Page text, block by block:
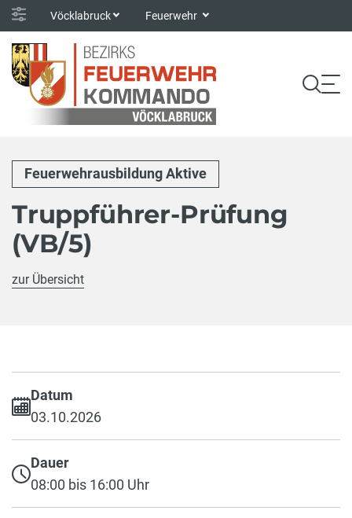
Vöcklabruck Feuerwehr
Feuerwehrausbildung Aktive
Truppführer-Prüfung
(VB/5)
zur Übersicht
Datum
03.10.2026
Dauer
08:00 bis 16:00 Uhr